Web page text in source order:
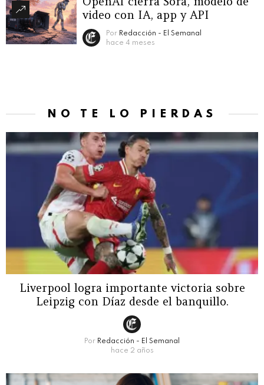
video con IA, app y API
Por Redacción - El Semanal
hace 4 meses
NO TE LO PIERDAS
Liverpool logra importante victoria sobre
Leipzig con Díaz desde el banquillo.
Por Redacción - El Semanal
hace 2 años